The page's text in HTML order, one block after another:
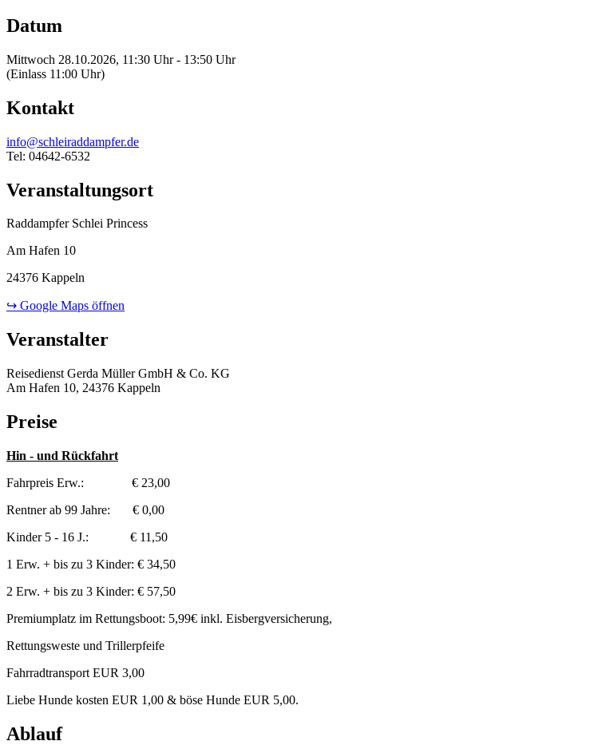
Datum
Mittwoch 28.10.2026, 11:30 Uhr - 13:50 Uhr
(Einlass 11:00 Uhr)
Kontakt
info@schleiraddampfer.de
Tel: 04642-6532
Veranstaltungsort
Raddampfer Schlei Princess
Am Hafen 10
24376 Kappeln
↪ Google Maps öffnen
Veranstalter
Reisedienst Gerda Müller GmbH & Co. KG
Am Hafen 10, 24376 Kappeln
Preise
Hin - und Rückfahrt
Fahrpreis Erw.: € 23,00
Rentner ab 99 Jahre: € 0,00
Kinder 5 - 16 J.: € 11,50
1 Erw. + bis zu 3 Kinder: € 34,50
2 Erw. + bis zu 3 Kinder: € 57,50
Premiumplatz im Rettungsboot: 5,99€ inkl. Eisbergversicherung,
Rettungsweste und Trillerpfeife
Fahrradtransport EUR 3,00
Liebe Hunde kosten EUR 1,00 & böse Hunde EUR 5,00.
Ablauf